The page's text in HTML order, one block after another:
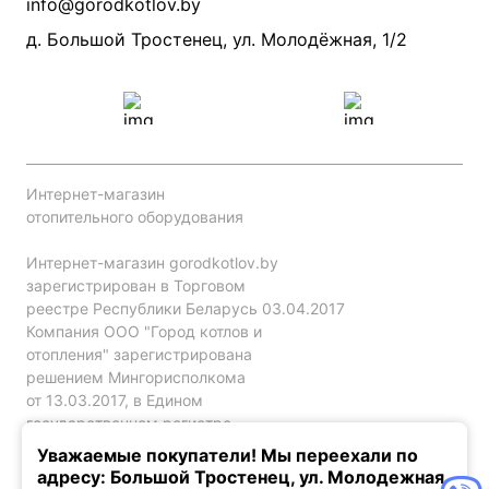
Прайс по монтажу систем отопления
Проект систем отопления
info@gorodkotlov.by
д. Большой Тростенец, ул. Молодёжная, 1/2
Интернет-магазин
отопительного оборудования
Интернет-магазин gorodkotlov.by
зарегистрирован в Торговом
реестре Республики Беларусь 03.04.2017
Компания ООО "Город котлов и
отопления" зарегистрирована
решением Мингорисполкома
от 13.03.2017, в Едином
государственном регистре
юр. лиц и индивидуальных
предпринимателей за №192786120.
Уважаемые покупатели! Мы переехали по
адресу: Большой Тростенец, ул. Молодежная,